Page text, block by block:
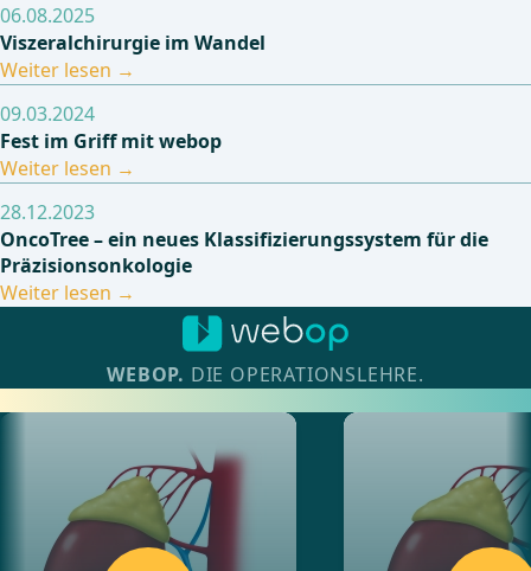
06.08.2025
Viszeralchirurgie im Wandel
Weiter lesen
09.03.2024
Fest im Griff mit webop
Weiter lesen
28.12.2023
OncoTree – ein neues Klassifizierungssystem für die
Präzisionsonkologie
Weiter lesen
WEBOP. DIE OPERATIONSLEHRE.